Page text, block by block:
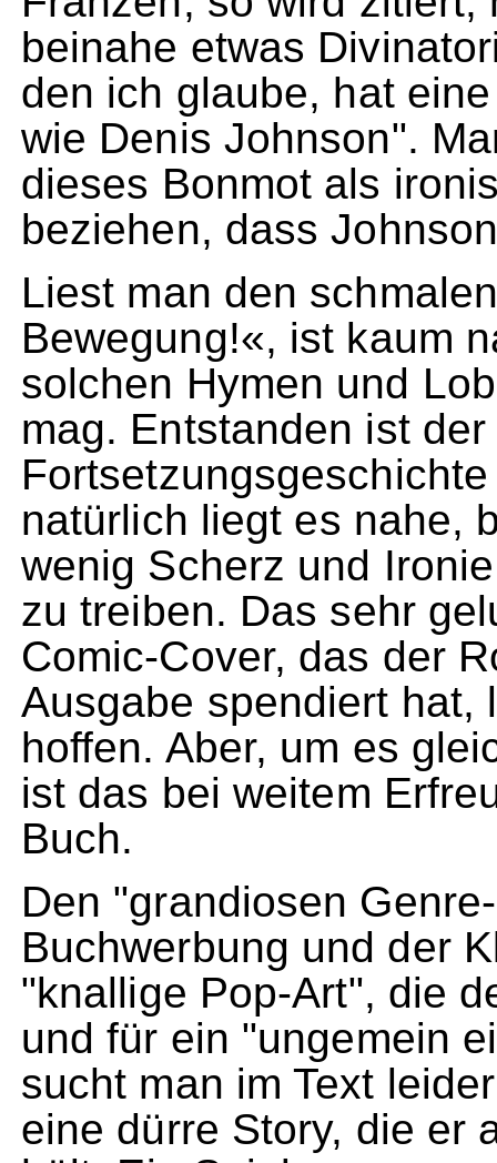
beinahe etwas
den ich glaube, hat
wie Denis Johnson".
dieses Bonmot als
beziehen, dass
Liest man den
Bewegung!«, ist kaum
solchen Hymen und
mag. Entstanden ist der
natürlich liegt es nahe,
wenig Scherz und
zu treiben. Das sehr
Comic-Cover, das der
Ausgabe spendiert hat,
hoffen. Aber, um es
ist das bei weitem
Buch.
Den "grandiosen
Buchwerbung und der
"knallige Pop-Art", die
und für ein "ungemein
sucht man im Text
eine dürre Story, die er